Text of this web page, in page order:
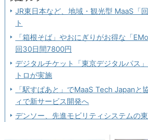
JR東日本など、地域・観光型 MaaS「
ト
「箱根そば」やおにぎりがお得な「
回30日間7800円
デジタルチケット「東京デジタルパス
トロが実施
「駅すぱあと」でMaaS Tech Japanと
ィで新サービス開発へ
デンソー、先進モビリティシステムの